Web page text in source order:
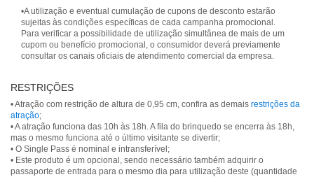
•A utilização e eventual cumulação de cupons de desconto estarão
sujeitas às condições específicas de cada campanha promocional.
Para verificar a possibilidade de utilização simultânea de mais de um
cupom ou benefício promocional, o consumidor deverá previamente
consultar os canais oficiais de atendimento comercial da empresa.
RESTRIÇÕES
• Atração com restrição de altura de 0,95 cm, confira as demais restrições da
atração;
• A atração funciona das 10h às 18h. A fila do brinquedo se encerra às 18h,
mas o mesmo funciona até o último visitante se divertir;
• O Single Pass é nominal e intransferível;
• Este produto é um opcional, sendo necessário também adquirir o
passaporte de entrada para o mesmo dia para utilização deste (quantidade